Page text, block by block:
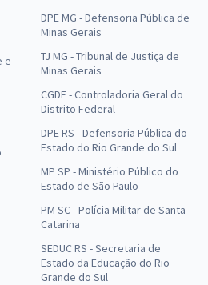
e
DPE MG - Defensoria Pública de
Minas Gerais
TJ MG - Tribunal de Justiça de
Minas Gerais
CGDF - Controladoria Geral do
Distrito Federal
DPE RS - Defensoria Pública do
Estado do Rio Grande do Sul
MP SP - Ministério Público do
Estado de São Paulo
PM SC - Polícia Militar de Santa
Catarina
SEDUC RS - Secretaria de
Estado da Educação do Rio
Grande do Sul